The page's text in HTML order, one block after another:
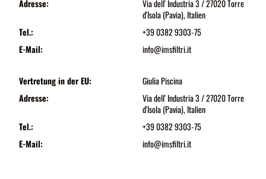
Adresse:
Via dell' Industria 3 / 27020 Torre
d'Isola (Pavia), Italien
Tel.:
+39 0382 9303-75
E-Mail:
info@imsfiltri.it
Vertretung in der EU:
Giulia Piscina
Adresse:
Via dell' Industria 3 / 27020 Torre
d'Isola (Pavia), Italien
Tel.:
+39 0382 9303-75
E-Mail:
info@imsfiltri.it